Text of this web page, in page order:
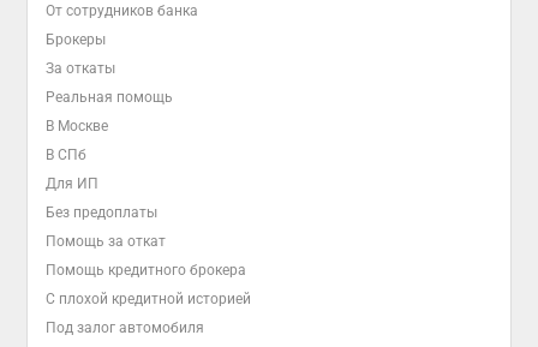
От сотрудников банка
Брокеры
За откаты
Реальная помощь
В Москве
В СПб
Для ИП
Без предоплаты
Помощь за откат
Помощь кредитного брокера
С плохой кредитной историей
Под залог автомобиля